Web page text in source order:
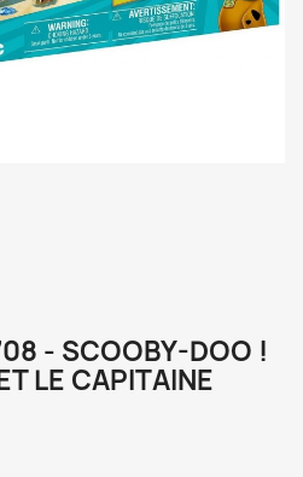
- SCOOBY-DOO !
LE CAPITAINE